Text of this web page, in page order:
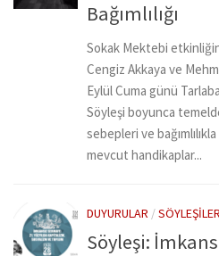
Bağımlılığı
Sokak Mektebi
Cengiz Akkaya ve
Eylül Cuma günü
Söyleşi boyunca temelde
sebepleri ve
mevcut handikaplar...
DUYURULAR /SÖYLEŞILER
Söyleşi: